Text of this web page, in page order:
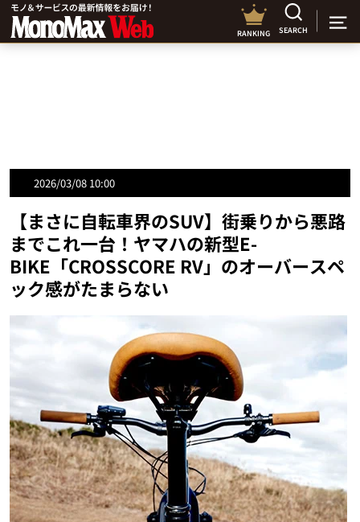
RANKING SEARCH
2026/03/08 10:00
【まさに自転車界のSUV】街乗りから悪路
までこれ一台！ヤマハの新型E-
BIKE「CROSSCORE RV」のオーバースペ
ック感がたまらない